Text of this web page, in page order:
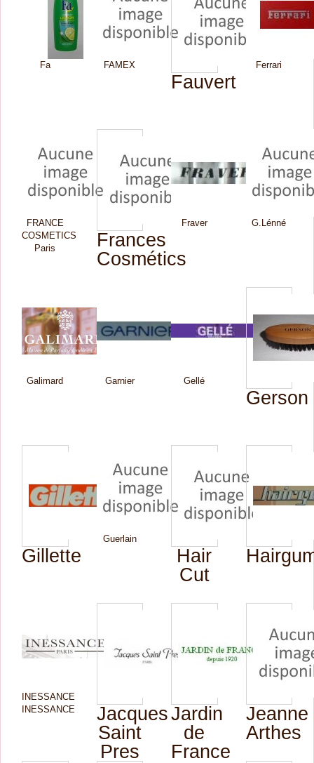
Fa FAMEX
Fauvert
Ferrari
FRANCE
COSMETICS
Paris
Frances
Cosmétics
Fraver G.Lénné
Galimard Garnier Gellé
Gerson
Gillette
Guerlain
Hair
Cut
INESSANCE
INESSANCE
Jacques
Saint
Pres
Jardin
de
France
Jeanne
Arthes